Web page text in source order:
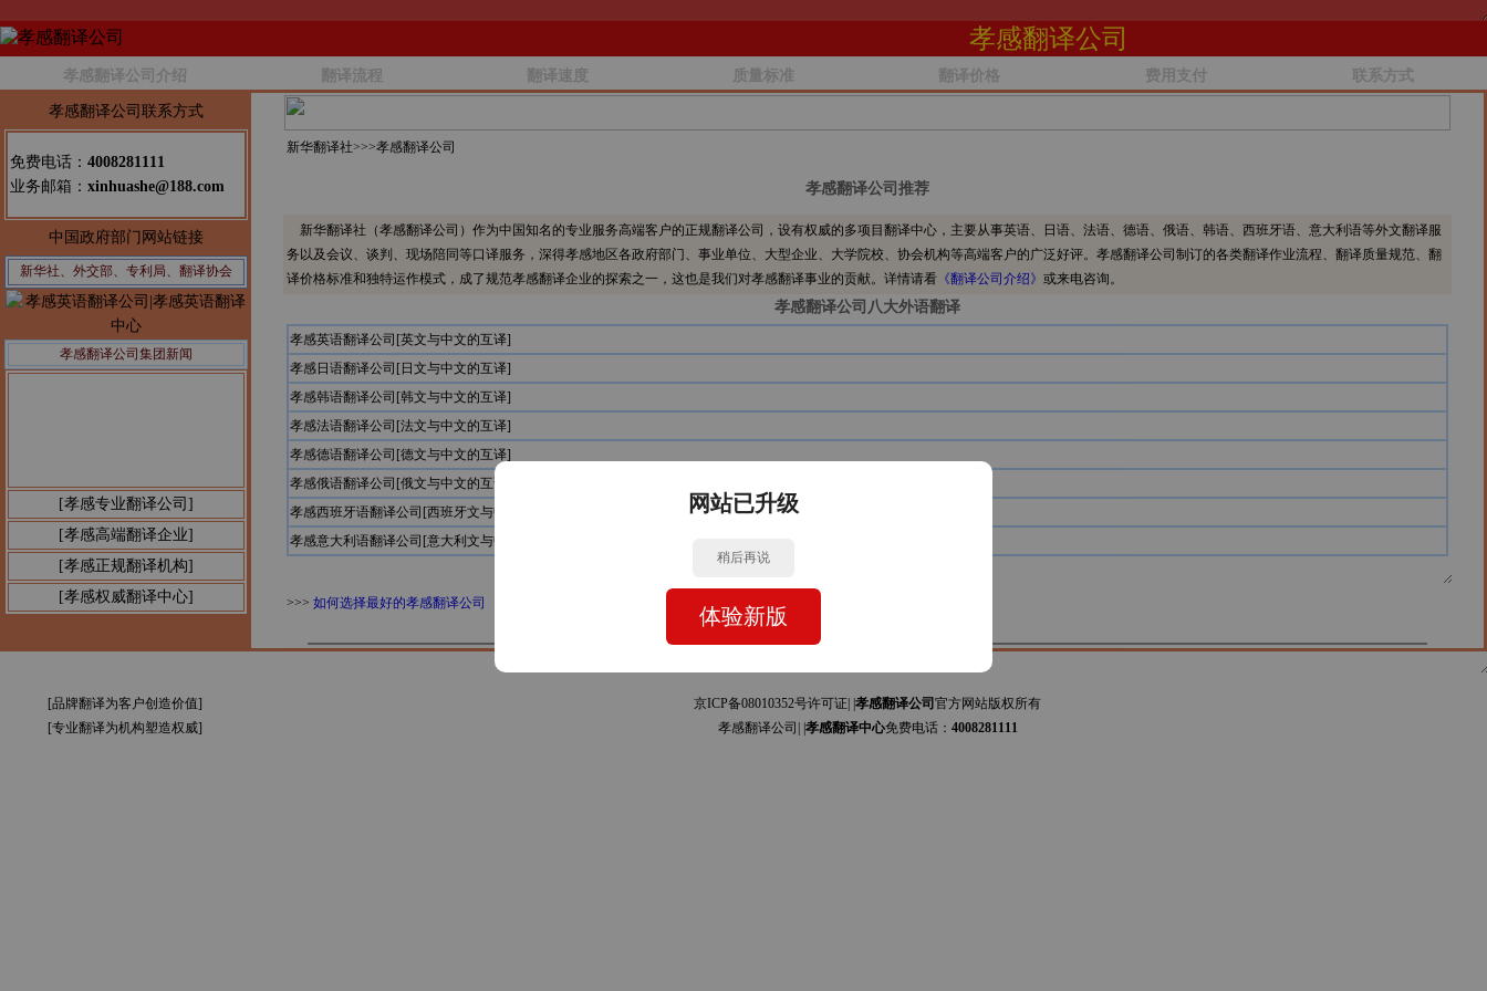
孝感翻译公司
孝感翻译公司介绍 翻译流程 翻译速度 质量标准 翻译价格 费用支付 联系方式
孝感翻译公司联系方式
免费电话： 4008281111
业务邮箱： xinhuashe@188.com
中国政府部门网站链接
新华社、外交部、专利局、翻译协会
孝感翻译公司集团新闻
公告1：
[孝感专业翻译公司]
[孝感高端翻译企业]
[孝感正规翻译机构]
[孝感权威翻译中心]
新华翻译社>>>孝感翻译公司
孝感翻译公司推荐
新华翻译社（孝感翻译公司）作为中国知名的专业服务高端客户的正规翻译公司，设有权威的多项目翻译中心，主要从事英语、日语、法语、德语、俄语、韩语、西班牙语、意大利语等外文翻译服
务以及会议、谈判、现场陪同等口译服务，深得孝感地区各政府部门、事业单位、大型企业、大学院校、协会机构等高端客户的广泛好评。孝感翻译公司制订的各类翻译作业流程、翻译质量规范、翻
译价格标准和独特运作模式，成了规范孝感翻译企业的探索之一，这也是我们对孝感翻译事业的贡献。详情请看 《翻译公司介绍》 或来电咨询。
孝感翻译公司八大外语翻译
孝感英语翻译公司[英文与中文的互译]
孝感日语翻译公司[日文与中文的互译]
孝感韩语翻译公司[韩文与中文的互译]
孝感法语翻译公司[法文与中文的互译]
孝感德语翻译公司[德文与中文的互译]
孝感俄语翻译公司[俄文与中文的互译]
孝感西班牙语翻译公司[西班牙文与中文的互译]
孝感意大利语翻译公司[意大利文与中文的互译]
>>> 如何选择最好的孝感翻译公司
[品牌翻译为客户创造价值]
[专业翻译为机构塑造权威]
京ICP备08010352号许可证| | 孝感翻译公司 官方网站版权所有
孝感翻译公司| | 孝感翻译中心免费电话： 4008281111
网站已升级
稍后再说
体验新版